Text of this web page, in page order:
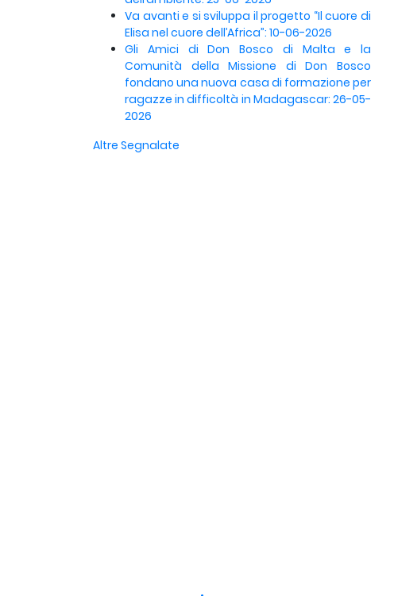
Va avanti e si sviluppa il progetto “Il cuore di
Elisa nel cuore dell’Africa”: 10-06-2026
Gli Amici di Don Bosco di Malta e la
Comunità della Missione di Don Bosco
fondano una nuova casa di formazione per
ragazze in difficoltà in Madagascar: 26-05-
2026
Altre Segnalate